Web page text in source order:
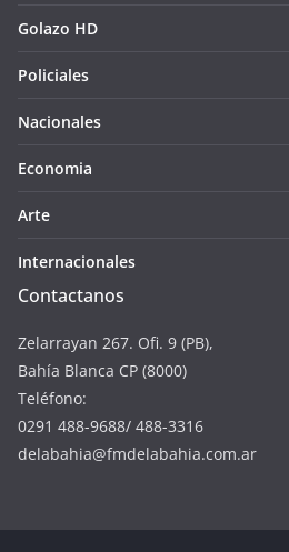
Golazo HD
Policiales
Nacionales
Economia
Arte
Internacionales
Contactanos
Zelarrayan 267. Ofi. 9 (PB),
Bahía Blanca CP (8000)
Teléfono:
0291 488-9688/ 488-3316
delabahia@fmdelabahia.com.ar